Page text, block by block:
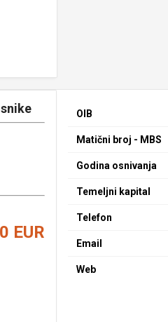
0 EUR
OIB
Matični broj - MBS
Godina osnivanja
Temeljni kapital
Telefon
Email
Web